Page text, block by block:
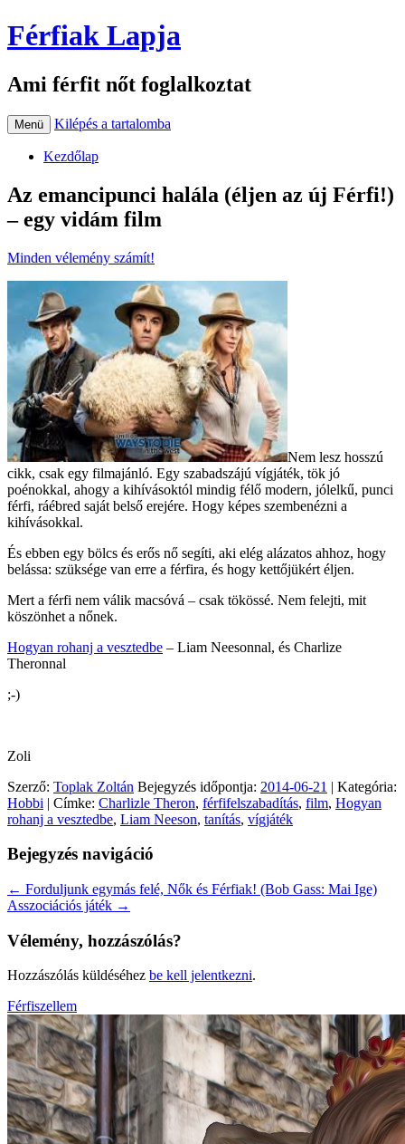
Férfiak Lapja
Ami férfit nőt foglalkoztat
Menü Kilépés a tartalomba
Kezdőlap
Az emancipunci halála (éljen az új Férfi!)
– egy vidám film
Minden vélemény számít!
Nem lesz hosszú
cikk, csak egy filmajánló. Egy szabadszájú vígjáték, tök jó
poénokkal, ahogy a kihívásoktól mindig félő modern, jólelkű, punci
férfi, ráébred saját belső erejére. Hogy képes szembenézni a
kihívásokkal.
És ebben egy bölcs és erős nő segíti, aki elég alázatos ahhoz, hogy
belássa: szüksége van erre a férfira, és hogy kettőjükért éljen.
Mert a férfi nem válik macsóvá – csak tökössé. Nem felejti, mit
köszönhet a nőnek.
Hogyan rohanj a vesztedbe – Liam Neesonnal, és Charlize
Theronnal
;-)
Zoli
Szerző: Toplak Zoltán Bejegyzés időpontja: 2014-06-21 | Kategória:
Hobbi | Címke: Charlizle Theron, férfifelszabadítás, film, Hogyan
rohanj a vesztedbe, Liam Neeson, tanítás, vígjáték
Bejegyzés navigáció
← Forduljunk egymás felé, Nők és Férfiak! (Bob Gass: Mai Ige)
Asszociációs játék →
Vélemény, hozzászólás?
Hozzászólás küldéséhez be kell jelentkezni.
Férfiszellem